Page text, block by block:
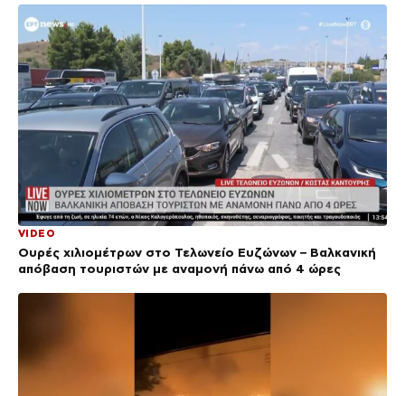
VIDEO
Ουρές χιλιομέτρων στο Τελωνείο Ευζώνων – Βαλκανική
απόβαση τουριστών με αναμονή πάνω από 4 ώρες